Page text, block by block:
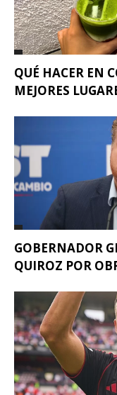
QUÉ HACER EN
MEJORES
GOBERNADOR
QUIROZ POR